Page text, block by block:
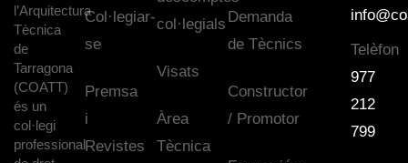
l’Arquitectura
Tècnica
de
Tarragona
(COATT)
és un
col·legi
professional
Col·legiar-
se
Premsa
i
Revistes
col·legials
Visats
Àrea
Tècnica
Demanda
de Tècnics
Constructor
/ Promotor
Telèfon
977
212
799